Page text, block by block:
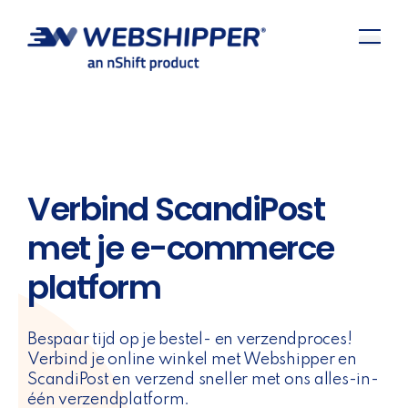
Verbind ScandiPost
met je e-commerce
platform
Bespaar tijd op je bestel- en verzendproces!
Verbind je online winkel met Webshipper en
ScandiPost en verzend sneller met ons alles-in-
één verzendplatform.